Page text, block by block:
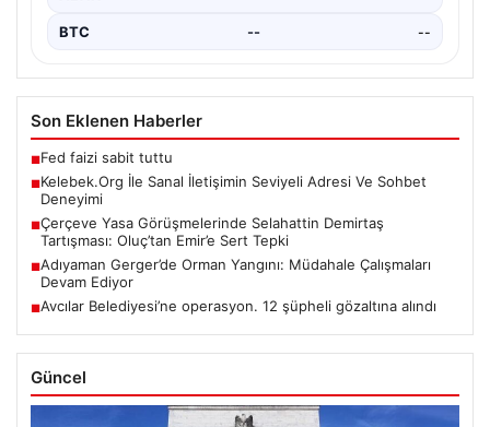
Son Eklenen Haberler
■Fed faizi sabit tuttu
■Kelebek.Org İle Sanal İletişimin Seviyeli Adresi Ve Sohbet
Deneyimi
■Çerçeve Yasa Görüşmelerinde Selahattin Demirtaş
Tartışması: Oluç’tan Emir’e Sert Tepki
■Adıyaman Gerger’de Orman Yangını: Müdahale Çalışmaları
Devam Ediyor
■Avcılar Belediyesi’ne operasyon. 12 şüpheli gözaltına alındı
Güncel